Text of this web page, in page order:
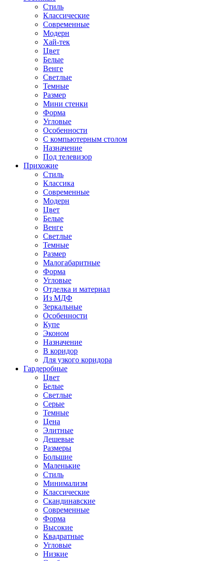
Стиль
Классические
Современные
Модерн
Хай-тек
Цвет
Белые
Венге
Светлые
Темные
Размер
Мини стенки
Форма
Угловые
Особенности
С компьютерным столом
Назначение
Под телевизор
Прихожие
Стиль
Классика
Современные
Модерн
Цвет
Белые
Венге
Светлые
Темные
Размер
Малогабаритные
Форма
Угловые
Отделка и материал
Из МДФ
Зеркальные
Особенности
Купе
Эконом
Назначение
В коридор
Для узкого коридора
Гардеробные
Цвет
Белые
Светлые
Серые
Темные
Цена
Элитные
Дешевые
Размеры
Большие
Маленькие
Стиль
Минимализм
Классические
Скандинавские
Современные
Форма
Высокие
Квадратные
Угловые
Низкие